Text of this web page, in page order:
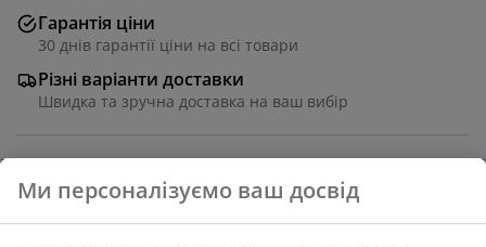
Гарантія ціни
30 днів гарантії ціни на всі товари
Різні варіанти доставки
Швидка та зручна доставка на ваш вибір
Стіл: ламінат. 90х160 см, вис. 76 см. Стільці: тканина
та сталь.